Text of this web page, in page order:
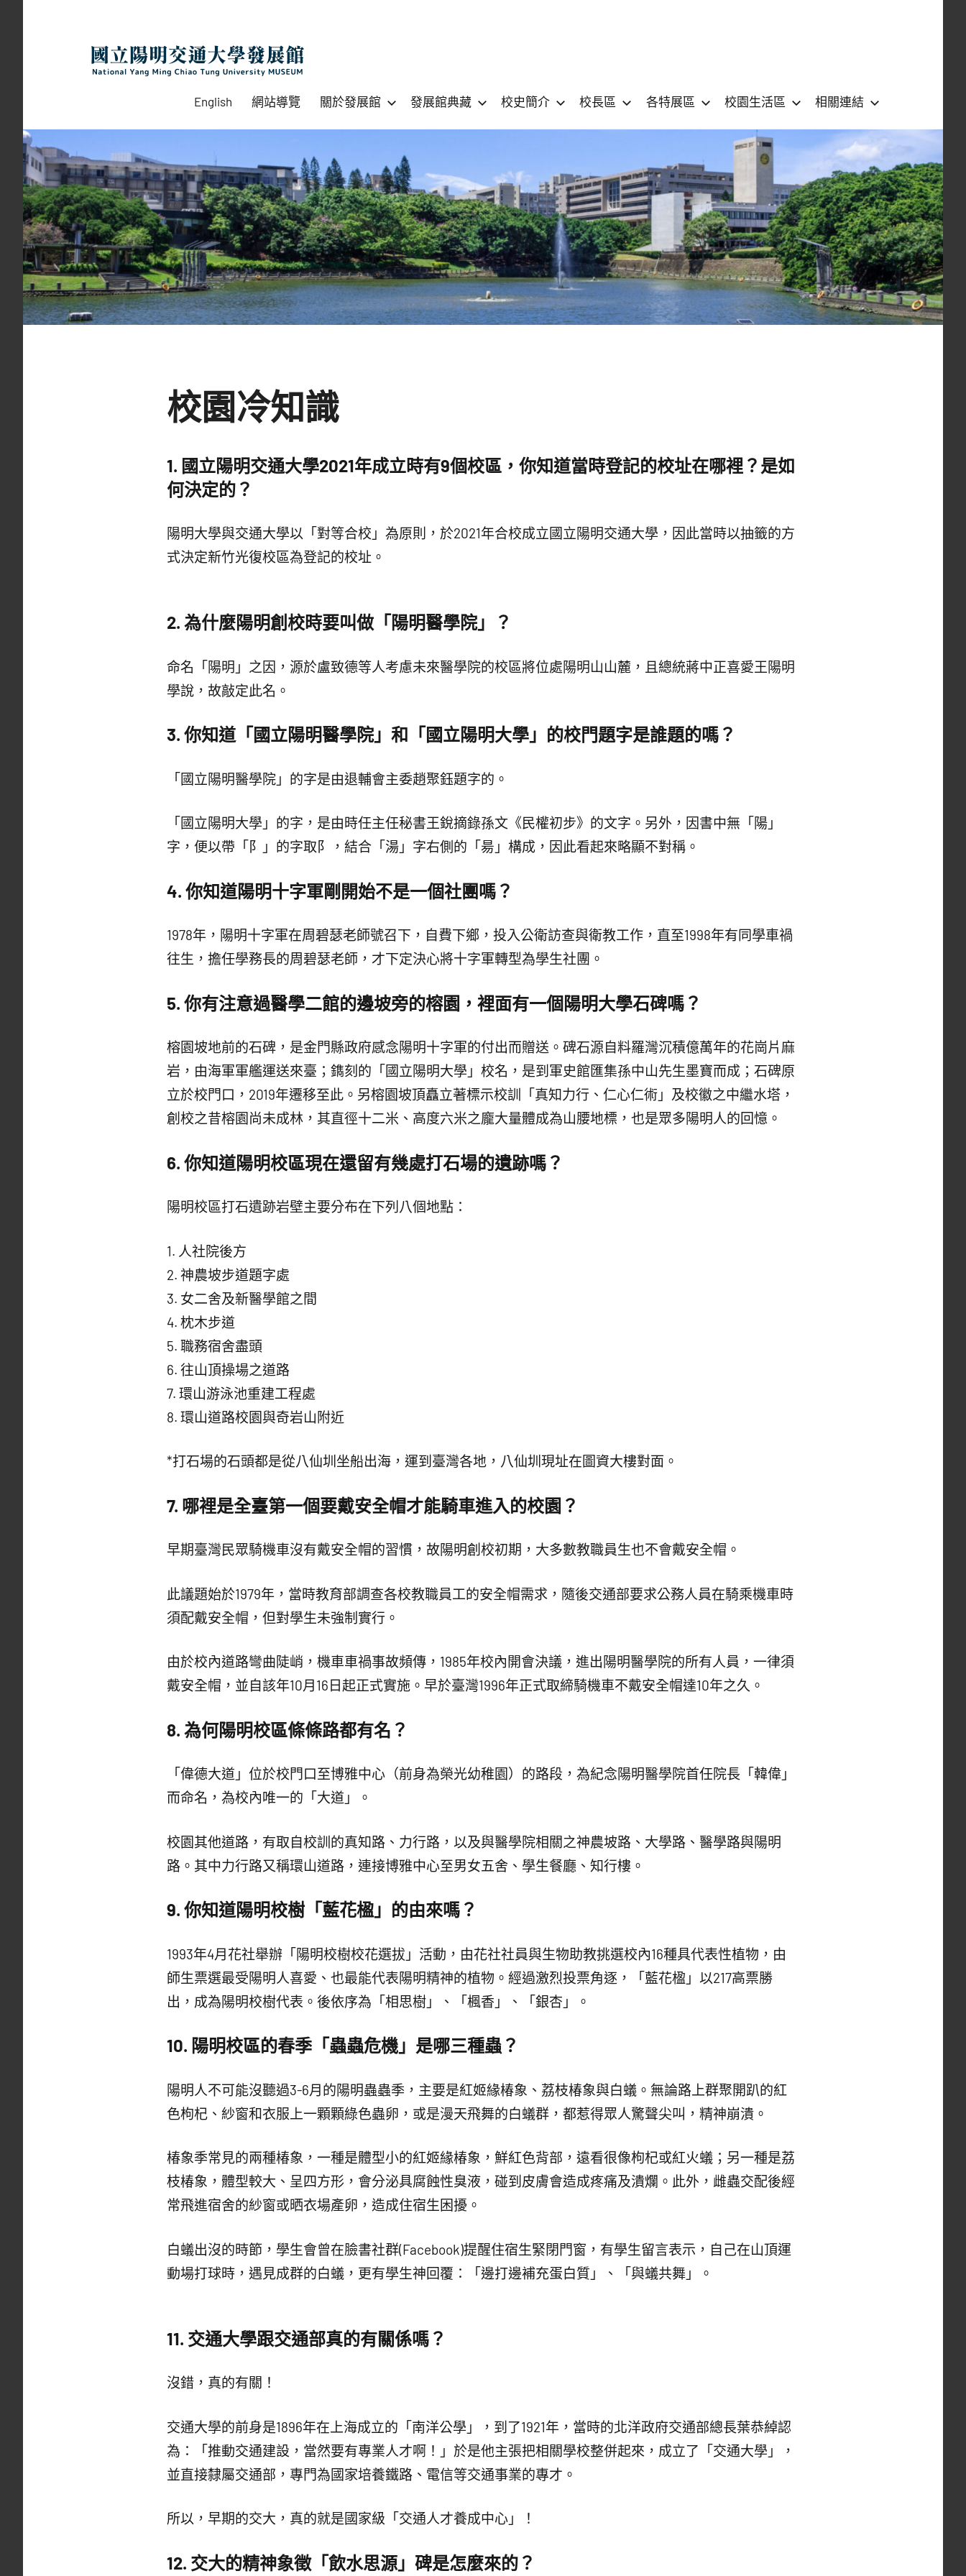
立
陽
明
交
通
大
學
NYCU
Ming
Chiao
Tung
University
MUSEUM
English 網站導覽 關於發展館 發展館典藏 校史簡介 校長區 各特展區 校園生活區 相關連結
校園冷知識
1. 國立陽明交通大學2021年成立時有9個校區，你知道當時登記的校址在哪裡？是如
何決定的？
陽明大學與交通大學以「對等合校」為原則，於2021年合校成立國立陽明交通大學，因此當時以抽籤的方
式決定新竹光復校區為登記的校址。
2. 為什麼陽明創校時要叫做「陽明醫學院」？
命名「陽明」之因，源於盧致德等人考慮未來醫學院的校區將位處陽明山山麓，且總統蔣中正喜愛王陽明
學說，故敲定此名。
3. 你知道「國立陽明醫學院」和「國立陽明大學」的校門題字是誰題的嗎？
「國立陽明醫學院」的字是由退輔會主委趙聚鈺題字的。
「國立陽明大學」的字，是由時任主任秘書王銳摘錄孫文《民權初步》的文字。另外，因書中無「陽」
字，便以帶「阝」的字取阝，結合「湯」字右側的「昜」構成，因此看起來略顯不對稱。
4. 你知道陽明十字軍剛開始不是一個社團嗎？
1978年，陽明十字軍在周碧瑟老師號召下，自費下鄉，投入公衛訪查與衛教工作，直至1998年有同學車禍
往生，擔任學務長的周碧瑟老師，才下定決心將十字軍轉型為學生社團。
5. 你有注意過醫學二館的邊坡旁的榕園，裡面有一個陽明大學石碑嗎？
榕園坡地前的石碑，是金門縣政府感念陽明十字軍的付出而贈送。碑石源自料羅灣沉積億萬年的花崗片麻
岩，由海軍軍艦運送來臺；鐫刻的「國立陽明大學」校名，是到軍史館匯集孫中山先生墨寶而成；石碑原
立於校門口，2019年遷移至此。另榕園坡頂矗立著標示校訓「真知力行、仁心仁術」及校徽之中繼水塔，
創校之昔榕園尚未成林，其直徑十二米、高度六米之龐大量體成為山腰地標，也是眾多陽明人的回憶。
6. 你知道陽明校區現在還留有幾處打石場的遺跡嗎？
陽明校區打石遺跡岩壁主要分布在下列八個地點：
1. 人社院後方
2. 神農坡步道題字處
3. 女二舍及新醫學館之間
4. 枕木步道
5. 職務宿舍盡頭
6. 往山頂操場之道路
7. 環山游泳池重建工程處
8. 環山道路校園與奇岩山附近
*打石場的石頭都是從八仙圳坐船出海，運到臺灣各地，八仙圳現址在圖資大樓對面。
7. 哪裡是全臺第一個要戴安全帽才能騎車進入的校園？
早期臺灣民眾騎機車沒有戴安全帽的習慣，故陽明創校初期，大多數教職員生也不會戴安全帽。
此議題始於1979年，當時教育部調查各校教職員工的安全帽需求，隨後交通部要求公務人員在騎乘機車時
須配戴安全帽，但對學生未強制實行。
由於校內道路彎曲陡峭，機車車禍事故頻傳，1985年校內開會決議，進出陽明醫學院的所有人員，一律須
戴安全帽，並自該年10月16日起正式實施。早於臺灣1996年正式取締騎機車不戴安全帽達10年之久。
8. 為何陽明校區條條路都有名？
「偉德大道」位於校門口至博雅中心（前身為榮光幼稚園）的路段，為紀念陽明醫學院首任院長「韓偉」
而命名，為校內唯一的「大道」。
校園其他道路，有取自校訓的真知路、力行路，以及與醫學院相關之神農坡路、大學路、醫學路與陽明
路。其中力行路又稱環山道路，連接博雅中心至男女五舍、學生餐廳、知行樓。
9. 你知道陽明校樹「藍花楹」的由來嗎？
1993年4月花社舉辦「陽明校樹校花選拔」活動，由花社社員與生物助教挑選校內16種具代表性植物，由
師生票選最受陽明人喜愛、也最能代表陽明精神的植物。經過激烈投票角逐，「藍花楹」以217高票勝
出，成為陽明校樹代表。後依序為「相思樹」、「楓香」、「銀杏」。
10. 陽明校區的春季「蟲蟲危機」是哪三種蟲？
陽明人不可能沒聽過3-6月的陽明蟲蟲季，主要是紅姬緣椿象、荔枝椿象與白蟻。無論路上群聚開趴的紅
色枸杞、紗窗和衣服上一顆顆綠色蟲卵，或是漫天飛舞的白蟻群，都惹得眾人驚聲尖叫，精神崩潰。
椿象季常見的兩種椿象，一種是體型小的紅姬緣椿象，鮮紅色背部，遠看很像枸杞或紅火蟻；另一種是荔
枝椿象，體型較大、呈四方形，會分泌具腐蝕性臭液，碰到皮膚會造成疼痛及潰爛。此外，雌蟲交配後經
常飛進宿舍的紗窗或晒衣場產卵，造成住宿生困擾。
白蟻出沒的時節，學生會曾在臉書社群(Facebook)提醒住宿生緊閉門窗，有學生留言表示，自己在山頂運
動場打球時，遇見成群的白蟻，更有學生神回覆：「邊打邊補充蛋白質」、「與蟻共舞」。
11. 交通大學跟交通部真的有關係嗎？
沒錯，真的有關！
交通大學的前身是1896年在上海成立的「南洋公學」，到了1921年，當時的北洋政府交通部總長葉恭綽認
為：「推動交通建設，當然要有專業人才啊！」於是他主張把相關學校整併起來，成立了「交通大學」，
並直接隸屬交通部，專門為國家培養鐵路、電信等交通事業的專才。
所以，早期的交大，真的就是國家級「交通人才養成中心」！
12. 交大的精神象徵「飲水思源」碑是怎麼來的？